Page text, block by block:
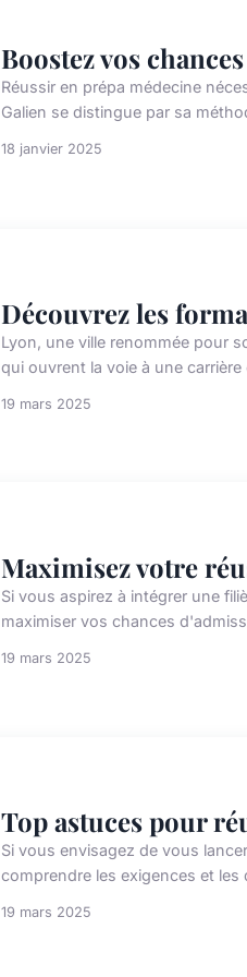
Boostez vos
Réussir en prépa médecine
Galien se distingue par sa
18 janvier 2025
Découvrez les
Lyon, une ville renommée pour
qui ouvrent la voie à une
19 mars 2025
Maximisez votre
Si vous aspirez à intégrer une
maximiser vos chances
19 mars 2025
Top astuces pour
Si vous envisagez de vous
comprendre les exigences et
19 mars 2025